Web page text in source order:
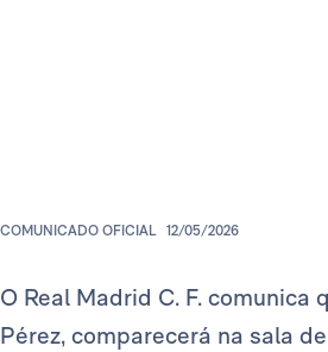
COMUNICADO OFICIAL 12/05/2026
O Real Madrid C. F. comunica
Pérez, comparecerá na sala